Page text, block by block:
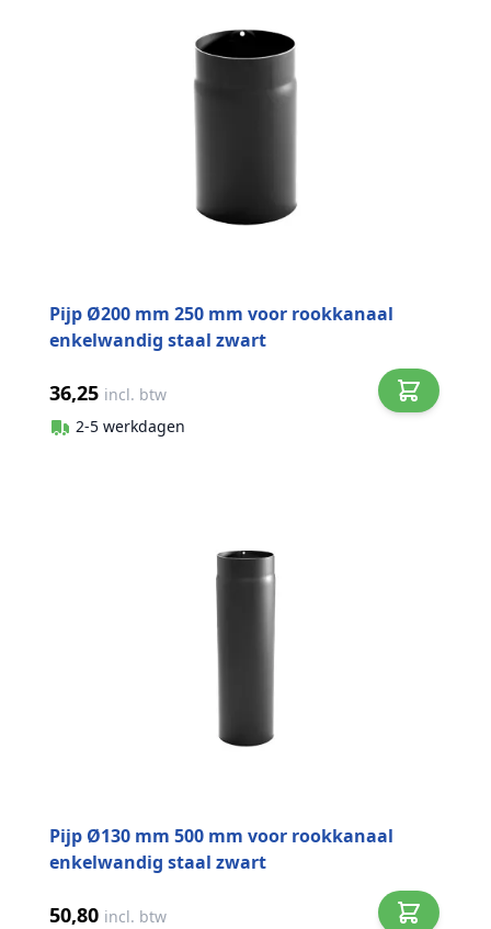
Pijp Ø200 mm 250 mm voor rookkanaal
enkelwandig staal zwart
36,25 incl. btw
2-5 werkdagen
Pijp Ø130 mm 500 mm voor rookkanaal
enkelwandig staal zwart
50,80 incl. btw